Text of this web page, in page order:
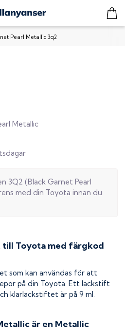
Pearl Metallic 3q2
Metallic
3Q2 (Black Garnet Pearl
med din Toyota innan du
till Toyota med färgkod
som kan användas för att
på din Toyota. Ett lackstift
klarlackstiftet är på 9 ml.
är en Metallic